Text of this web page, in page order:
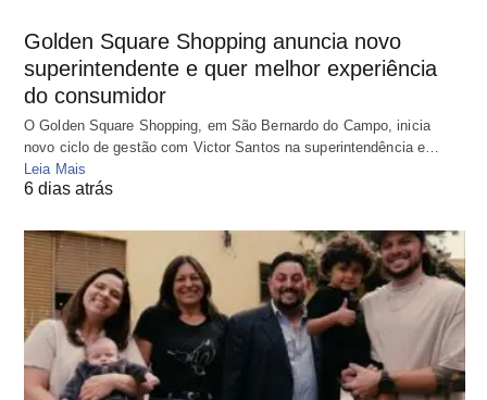
Golden Square Shopping anuncia novo
superintendente e quer melhor experiência
do consumidor
O Golden Square Shopping, em São Bernardo do Campo, inicia
novo ciclo de gestão com Victor Santos na superintendência e…
Leia Mais
6 dias atrás